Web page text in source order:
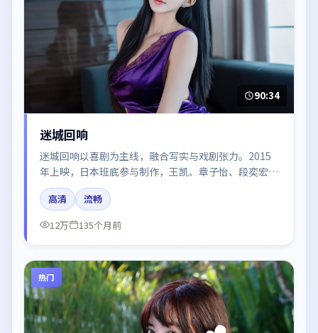
90:34
迷城回响
迷城回响以喜剧为主线，融合写实与戏剧张力。2015
年上映，日本班底参与制作，王凯、章子怡、段奕宏、
刘亦菲、王景春在片中呈现细腻表演，影像风格统一，
配乐与剪辑强化了情绪曲线。
高清
流畅
12万
135个月前
热门